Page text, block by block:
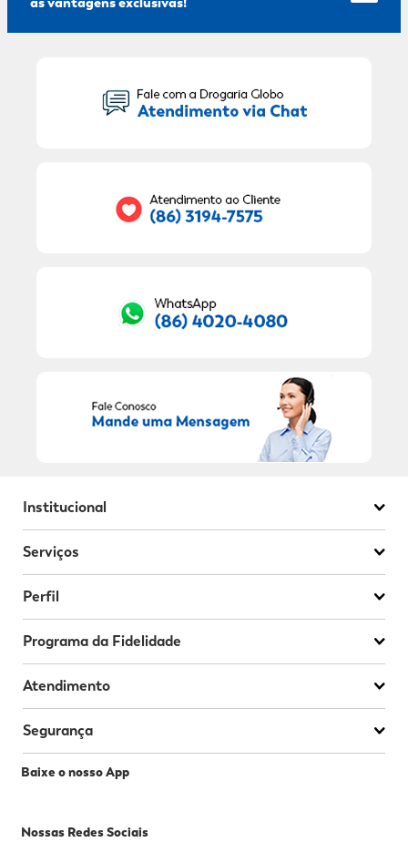
Institucional
Serviços
Perfil
Programa da Fidelidade
Atendimento
Segurança
Baixe o nosso App
Nossas Redes Sociais